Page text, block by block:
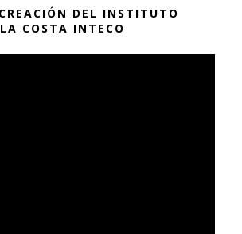
DEL INSTITUTO
COSTA INTECO